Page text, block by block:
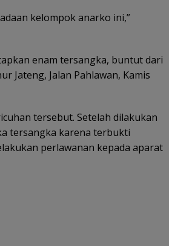
kelompok anarko ini,”
enam tersangka, buntut dari
Jateng, Jalan Pahlawan, Kamis
tersebut. Setelah dilakukan
tersangka karena terbukti
perlawanan kepada aparat